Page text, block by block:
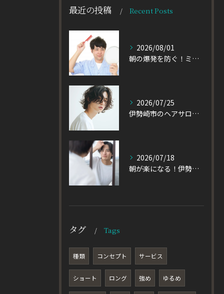
最近の投稿 Recent Posts
2026/08/01
朝の爆発を防ぐ！ミディアムヘアのメンズがパーマをかけるべき理由
2026/07/25
伊勢崎市のヘアサロン発！黒髪でも重たく見えない大人パーマとは
2026/07/18
朝が楽になる！伊勢崎市の美容室が教える大人パーマスタイル
タグ Tags
種類 コンセプト サービス
ショート ロング 強め ゆるめ